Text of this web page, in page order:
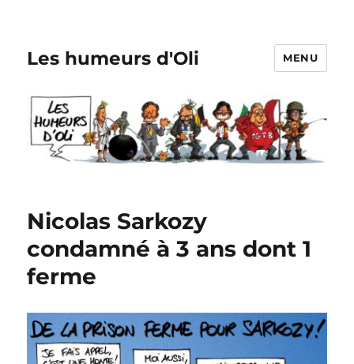
Les humeurs d'Oli MENU
Nicolas Sarkozy
condamné à 3 ans dont 1
ferme